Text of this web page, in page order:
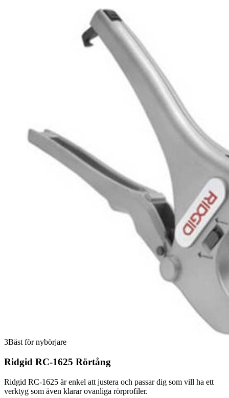
3Bäst för nybörjare
Ridgid RC-1625 Rörtång
Ridgid RC-1625 är enkel att justera och passar dig som vill ha ett
verktyg som även klarar ovanliga rörprofiler.